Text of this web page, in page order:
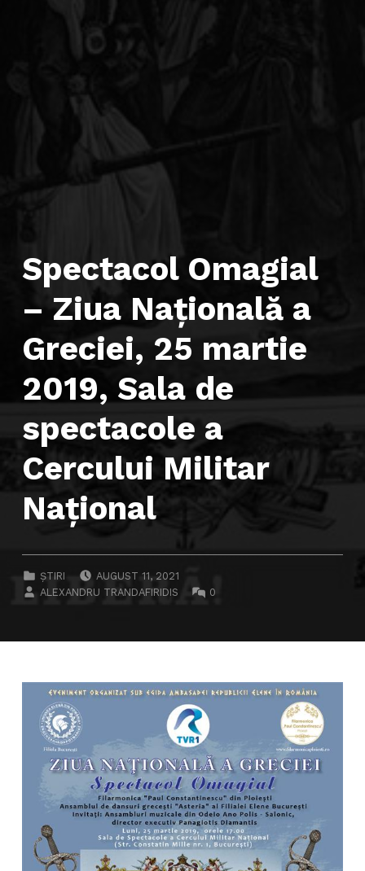
Spectacol Omagial
– Ziua Naţională a
Greciei, 25 martie
2019, Sala de
spectacole a
Cercului Militar
Naţional
CATEGORIZED IN:
ȘTIRI AUGUST 11, 2021
WRITTEN BY:
ALEXANDRU TRANDAFIRIDIS 0